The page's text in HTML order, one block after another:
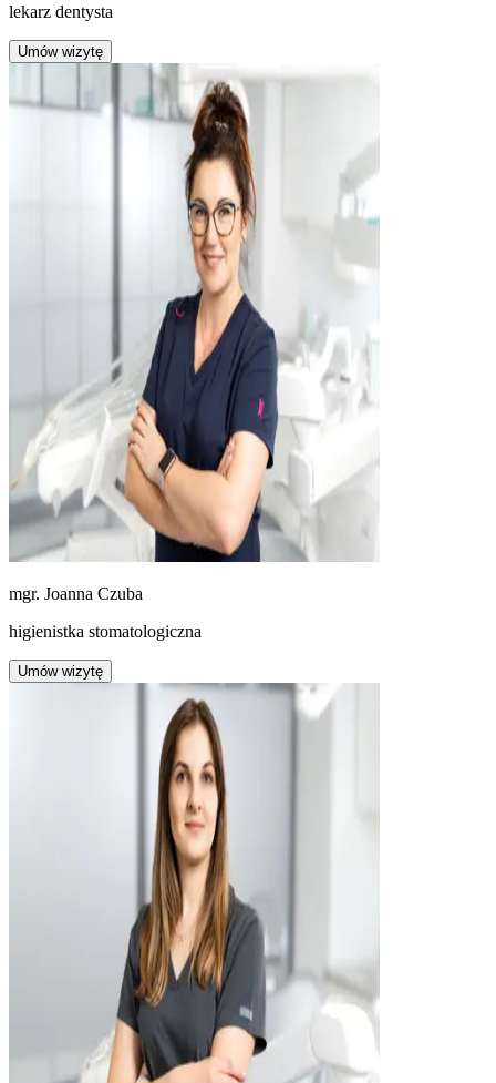
lekarz dentysta
Umów wizytę
mgr. Joanna Czuba
higienistka stomatologiczna
Umów wizytę